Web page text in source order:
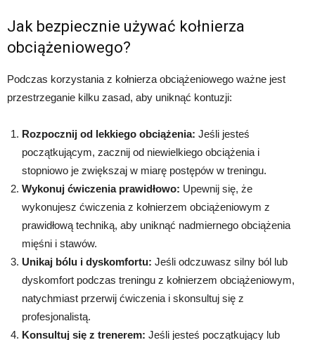
Jak bezpiecznie używać kołnierza
obciążeniowego?
Podczas korzystania z kołnierza obciążeniowego ważne jest
przestrzeganie kilku zasad, aby uniknąć kontuzji:
Rozpocznij od lekkiego obciążenia: Jeśli jesteś
początkującym, zacznij od niewielkiego obciążenia i
stopniowo je zwiększaj w miarę postępów w treningu.
Wykonuj ćwiczenia prawidłowo: Upewnij się, że
wykonujesz ćwiczenia z kołnierzem obciążeniowym z
prawidłową techniką, aby uniknąć nadmiernego obciążenia
mięśni i stawów.
Unikaj bólu i dyskomfortu: Jeśli odczuwasz silny ból lub
dyskomfort podczas treningu z kołnierzem obciążeniowym,
natychmiast przerwij ćwiczenia i skonsultuj się z
profesjonalistą.
Konsultuj się z trenerem: Jeśli jesteś początkujący lub